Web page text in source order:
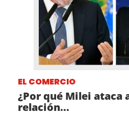
EL COMERCIO
¿Por qué Milei ataca
relación...